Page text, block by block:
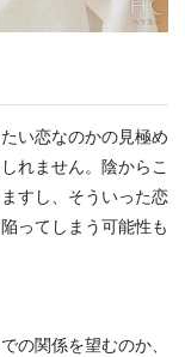
い恋なのかの見極め
れません。陰からこ
すし、そういった恋
ってしまう可能性も
の関係を望むのか、